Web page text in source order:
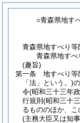
○青森県地す
青森県地すべり等
青森県地すべ
(趣旨)
第一条
地すべり等
「法」という。)
令(昭和三十三年
行規則 (昭和三十
るもののほか、こ
(主務大臣又は知